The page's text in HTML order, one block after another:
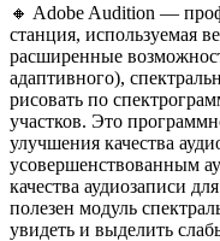
🔸 Adobe Audition —
станция, используемая
расширенные
адаптивного),
рисовать по
участков. Это
улучшения качества
усовершенствованным
качества аудиозаписи
полезен модуль
увидеть и выделить